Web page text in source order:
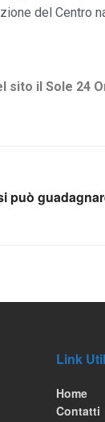
del Centro
sito il Sole 24
può
Link
Home
Contatti